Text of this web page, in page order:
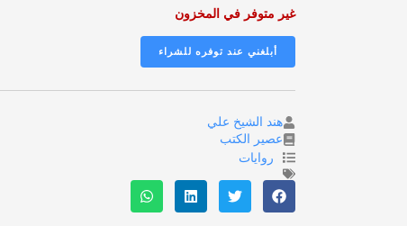
غير متوفر في المخزون
هند الشيخ علي
عصير الكتب
روايات